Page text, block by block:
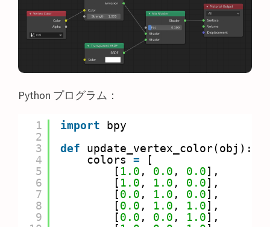
Python プログラム：
1
2
3
4
5
6
7
8
9
import
bpy
def
update_vertex_color(obj):
colors =
[
[ 1.0 , 0.0 , 0.0],
[ 1.0 , 1.0 , 0.0],
[0.0 , 1.0 , 0.0],
[0.0 , 1.0 , 1.0],
[0.0 , 0.0 , 1.0],